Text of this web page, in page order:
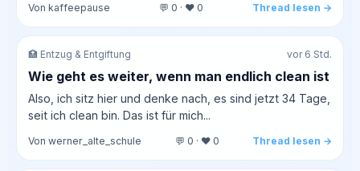
Von kaffeepause 💬 0 · ❤️ 0 Thread lesen →
🏥 Entzug & Entgiftung vor 6 Std.
Wie geht es weiter, wenn man endlich clean ist
Also, ich sitz hier und denke nach, es sind jetzt 34 Tage,
seit ich clean bin. Das ist für mich...
Von werner_alte_schule 💬 0 · ❤️ 0 Thread lesen →